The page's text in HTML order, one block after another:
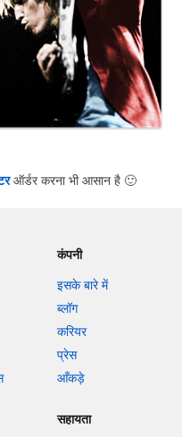
ऑर्डर करना भी आसान है 🙂
कंपनी
इसके बारे में
ब्लॉग
करियर
प्रेस
आँकड़े
सहायता